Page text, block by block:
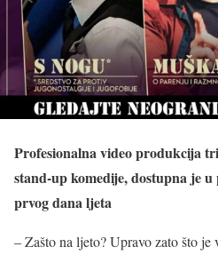
Profesionalna video produkcija
stand-up komedije, dostupna je
prvog dana ljeta
– Zašto na ljeto? Upravo zato što je